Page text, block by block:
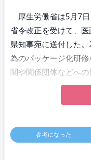
厚生労働省は5月7
省令改正を受けて、
県知事宛に送付した
為のパッケージ化研
関や関係団体などへの
参考になった